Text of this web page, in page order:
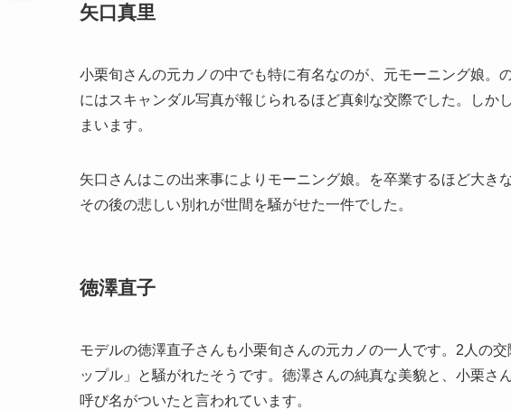
矢口真里
小栗旬さんの元カノの中でも特に有名なのが、元モーニング娘。
にはスキャンダル写真が報じられるほど真剣な交際でした。しか
まいます。
矢口さんはこの出来事によりモーニング娘。を卒業するほど大き
その後の悲しい別れが世間を騒がせた一件でした。
徳澤直子
モデルの徳澤直子さんも小栗旬さんの元カノの一人です。2人の
ップル」と騒がれたそうです。徳澤さんの純真な美貌と、小栗さ
呼び名がついたと言われています。